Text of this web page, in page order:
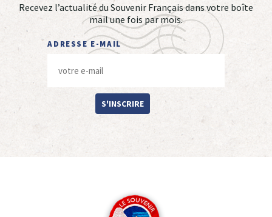
Recevez l’actualité du Souvenir Français dans votre boîte
mail une fois par mois.
ADRESSE E-MAIL
S'INSCRIRE